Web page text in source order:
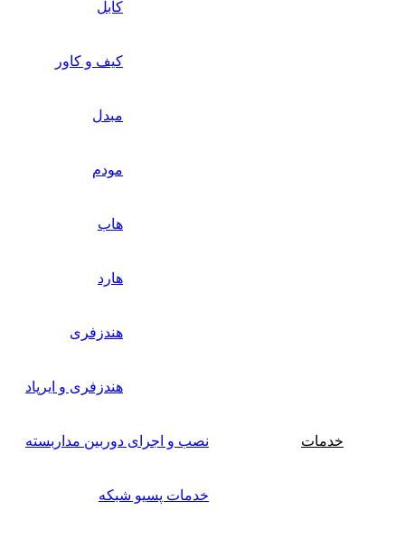
کابل
کیف و کاور
مبدل
مودم
هاب
هارد
هندزفری
هندزفری و ایرپاد
خدمات نصب و اجرای دوربین مداربسته
خدمات پسیو شبکه